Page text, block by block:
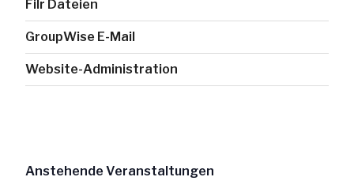
Filr Dateien
GroupWise E-Mail
Website-Administration
Anstehende Veranstaltungen